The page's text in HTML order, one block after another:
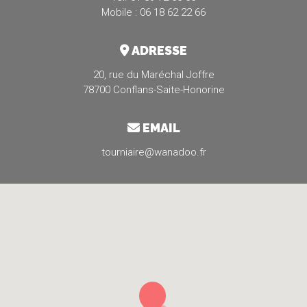
Mobile : 06 18 62 22 66
ADRESSE
20, rue du Maréchal Joffre
78700 Conflans-Saite-Honorine
EMAIL
tourniaire@wanadoo.fr